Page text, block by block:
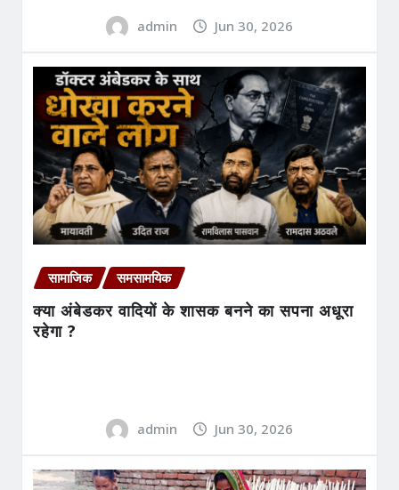
admin Jun 30, 2026
सामाजिक समसामयिक
क्या अंबेडकर वादियों के शासक बनने का सपना अधूरा
रहेगा ?
admin Jun 30, 2026